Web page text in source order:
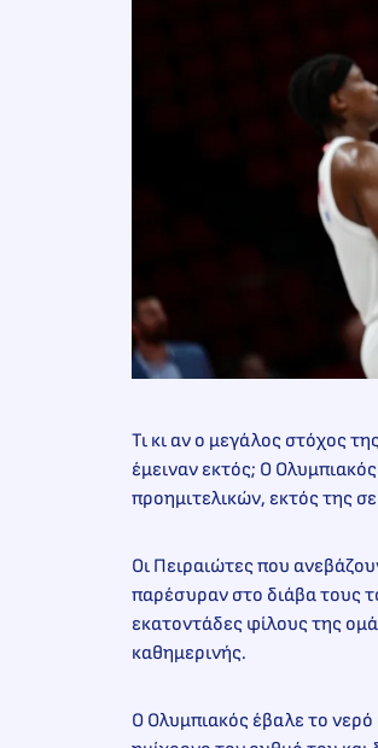
Τι κι αν ο μεγάλος στόχος
έμειναν εκτός; Ο
προημιτελικών, εκτός της
Οι Πειραιώτες που
παρέσυραν στο διάβα τους
εκατοντάδες φίλους της
καθημερινής.
Ο Ολυμπιακός έβαλε το